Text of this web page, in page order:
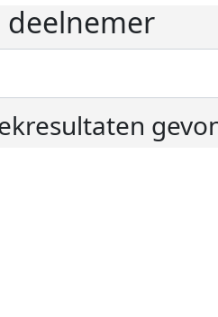
deelnemer